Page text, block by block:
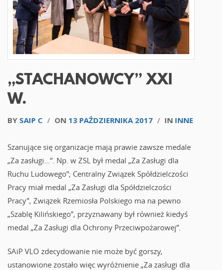
„STACHANOWCY” XXI
W.
BY SAIP C / ON 13 PAŹDZIERNIKA 2017 / IN INNE
Szanujące się organizacje mają prawie zawsze medale
„Za zasługi…”. Np. w ZSL był medal „Za Zasługi dla
Ruchu Ludowego”; Centralny Związek Spółdzielczości
Pracy miał medal „Za Zasługi dla Spółdzielczości
Pracy”, Związek Rzemiosła Polskiego ma na pewno
„Szablę Kilińskiego”, przyznawany był również kiedyś
medal „Za Zasługi dla Ochrony Przeciwpożarowej”.
SAiP VLO zdecydowanie nie może być gorszy,
ustanowione zostało więc wyróżnienie „Za zasługi dla